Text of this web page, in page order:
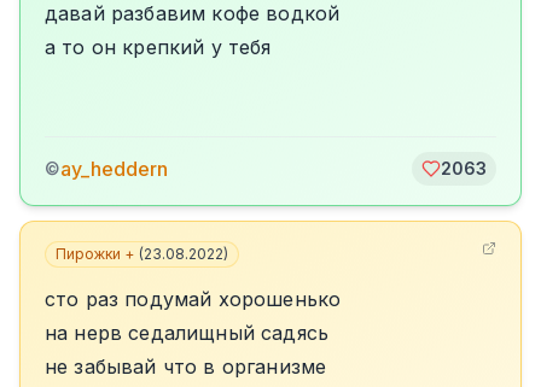
давай разбавим кофе водкой
а то он крепкий у тебя
©ay_heddern 2063
Пирожки + (23.08.2022)
сто раз подумай хорошенько
на нерв седалищный садясь
не забывай что в организме